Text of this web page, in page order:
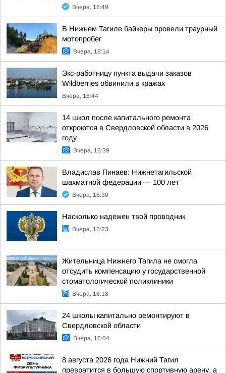
Вчера, 18:49
В Нижнем Тагиле байкеры провели траурный
мотопробег
Вчера, 18:14
Экс-работницу пункта выдачи заказов
Wildberries обвинили в кражах
Вчера, 16:44
14 школ после капитального ремонта
откроются в Свердловской области в 2026
году
Вчера, 16:39
Владислав Пинаев: Нижнетагильской
шахматной федерации — 100 лет
Вчера, 16:30
Насколько надежен твой проводник
Вчера, 16:23
Жительница Нижнего Тагила не смогла
отсудить компенсацию у государственной
стоматологической поликлиники
Вчера, 16:18
24 школы капитально ремонтируют в
Свердловской области
Вчера, 16:04
8 августа 2026 года Нижний Тагил
превратится в большую спортивную арену, а